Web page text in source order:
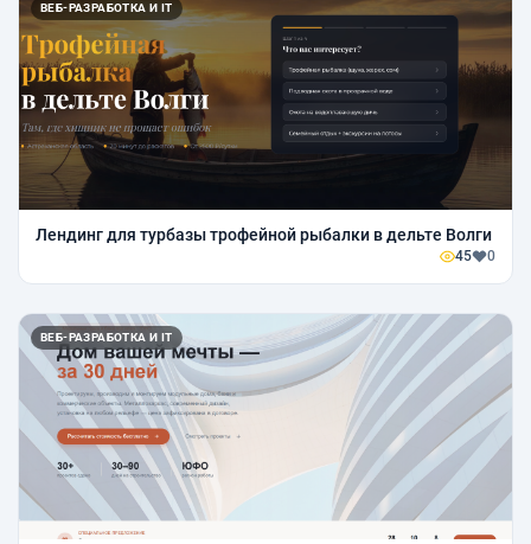
ВЕБ-РАЗРАБОТКА И IT
Лендинг для турбазы трофейной рыбалки в дельте Волги
45 0
ВЕБ-РАЗРАБОТКА И IT